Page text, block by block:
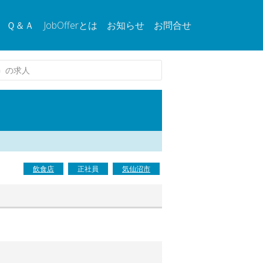
Ｑ＆Ａ JobOfferとは お知らせ お問合せ
の求人
飲食店 正社員 気仙沼市